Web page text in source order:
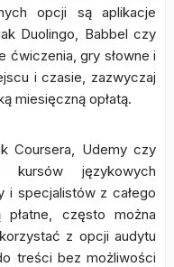
opcji są aplikacje
Duolingo, Babbel czy
ćwiczenia, gry słowne i
i czasie, zazwyczaj
miesięczną opłatą.
Coursera, Udemy czy
językowych
i specjalistów z całego
często można
z opcji audytu
treści bez możliwości